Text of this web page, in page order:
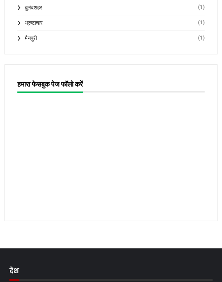
बुलंदशहर (1)
भ्रष्टाचार (1)
मैनपुरी (1)
हमारा फेसबुक पेज फॉलो करें
देश